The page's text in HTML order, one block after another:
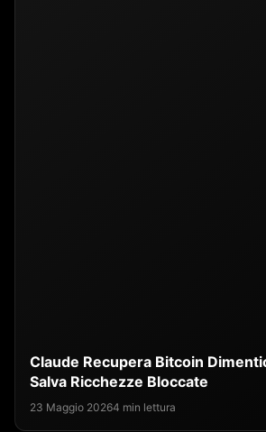
Claude Recupera Bitcoin
Salva Ricchezze Bloccate
23 Maggio 20264 min lettura